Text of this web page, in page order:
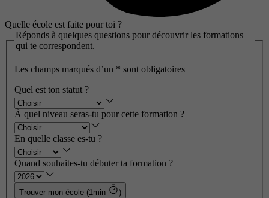
Quelle école est faite pour toi ?
Réponds à quelques questions pour découvrir les formations
qui te correspondent.
Les champs marqués d’un * sont obligatoires
Quel est ton statut ?
À quel niveau seras-tu pour cette formation ?
En quelle classe es-tu ?
Quand souhaites-tu débuter ta formation ?
Trouver mon école (1min )